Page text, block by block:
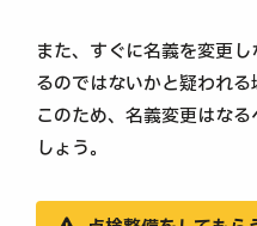
また、すぐに名義を変更
るのではないかと疑われる
このため、名義変更はな
しょう。